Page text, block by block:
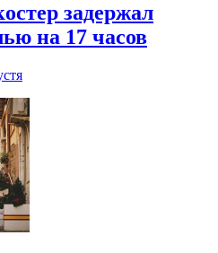
задержал
на 17 часов